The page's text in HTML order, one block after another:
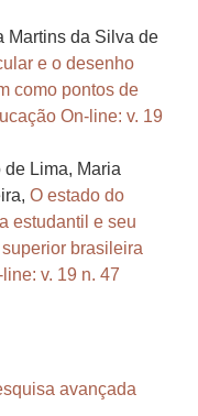
Martins da Silva de
e o desenho
como pontos de
On-line: v. 19
Lima, Maria
O estado do
estudantil e seu
brasileira
v. 19 n. 47
avançada